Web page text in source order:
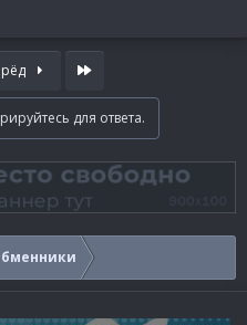
Last
для ответа.